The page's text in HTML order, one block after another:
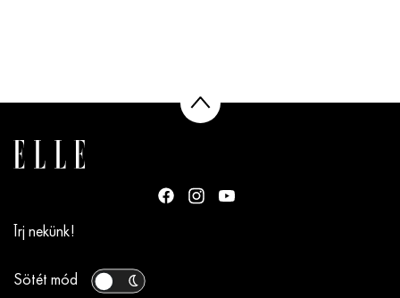
Írj nekünk!
Sötét mód